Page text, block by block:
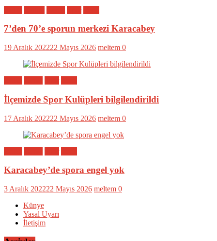
7’den 70’e sporun merkezi Karacabey
19 Aralık 202222 Mayıs 2026 meltem 0
İlçemizde Spor Kulüpleri bilgilendirildi
17 Aralık 202222 Mayıs 2026 meltem 0
Karacabey’de spora engel yok
3 Aralık 202222 Mayıs 2026 meltem 0
Künye
Yasal Uyarı
İletişim